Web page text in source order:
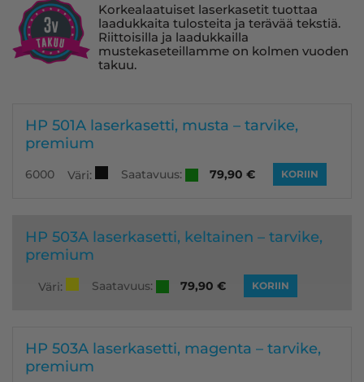
Korkealaatuiset laserkasetit tuottaa
laadukkaita tulosteita ja terävää tekstiä.
Riittoisilla ja laadukkailla
mustekaseteillamme on kolmen vuoden
takuu.
HP 501A laserkasetti, musta – tarvike,
premium
6000 Väri: Saatavuus: 79,90 € KORIIN
HP 503A laserkasetti, keltainen – tarvike,
premium
Väri: Saatavuus: 79,90 € KORIIN
HP 503A laserkasetti, magenta – tarvike,
premium